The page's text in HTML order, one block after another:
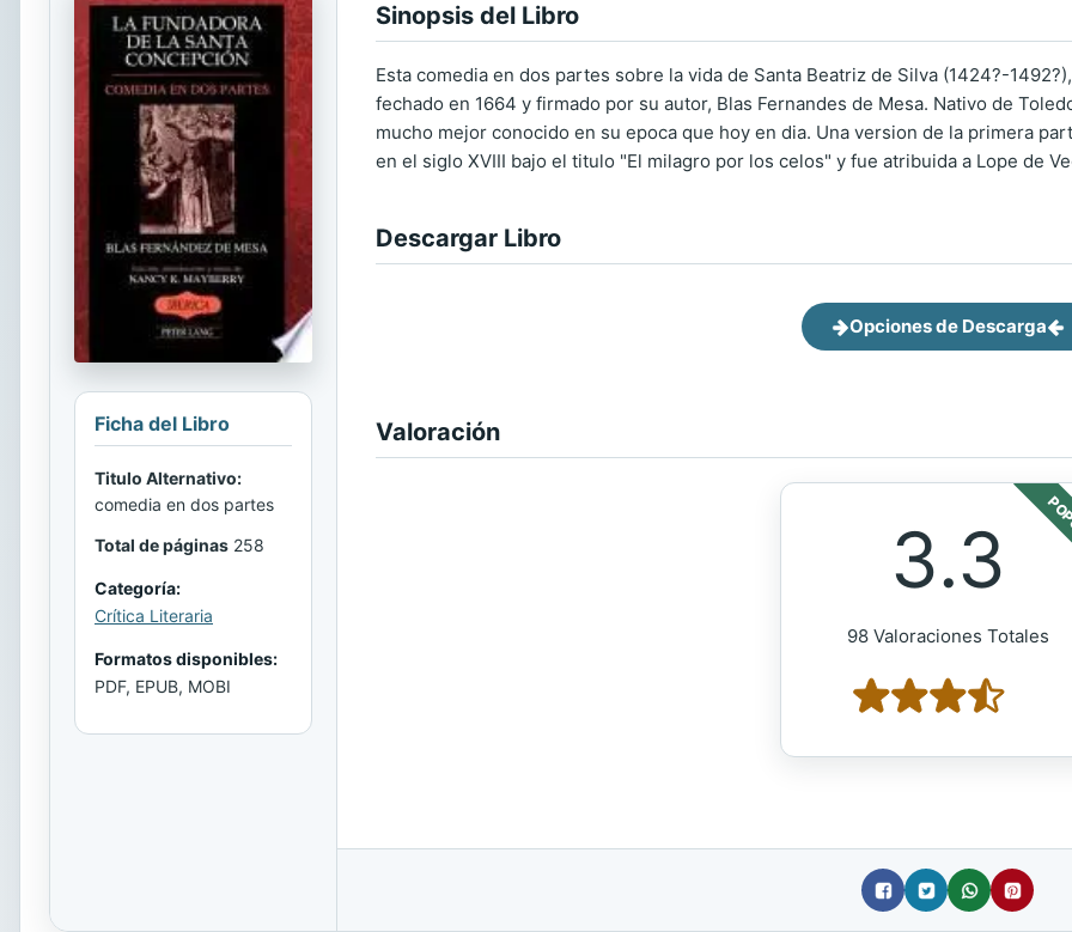
Ficha del Libro
Titulo Alternativo:
comedia en dos partes
Total de páginas 258
Categoría:
Crítica Literaria
Formatos disponibles:
PDF, EPUB, MOBI
Sinopsis del Libro
Esta comedia en dos partes sobre la vida de Santa Beatriz de Silva (1424?-
fechado en 1664 y firmado por su autor, Blas Fernandes de Mesa. Nativo de
mucho mejor conocido en su epoca que hoy en dia. Una version de la primera
en el siglo XVIII bajo el titulo "El milagro por los celos" y fue atribuida a Lope de
Descargar Libro
Opciones de Descarga
Valoración
3.3
98 Valoraciones Totales